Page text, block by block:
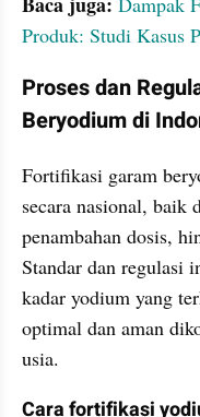
Produk: Studi Kasus
Proses dan
Beryodium di
Fortifikasi garam
secara nasional, baik
penambahan dosis,
Standar dan regulasi
kadar yodium yang
optimal dan aman
usia.
Cara fortifikasi